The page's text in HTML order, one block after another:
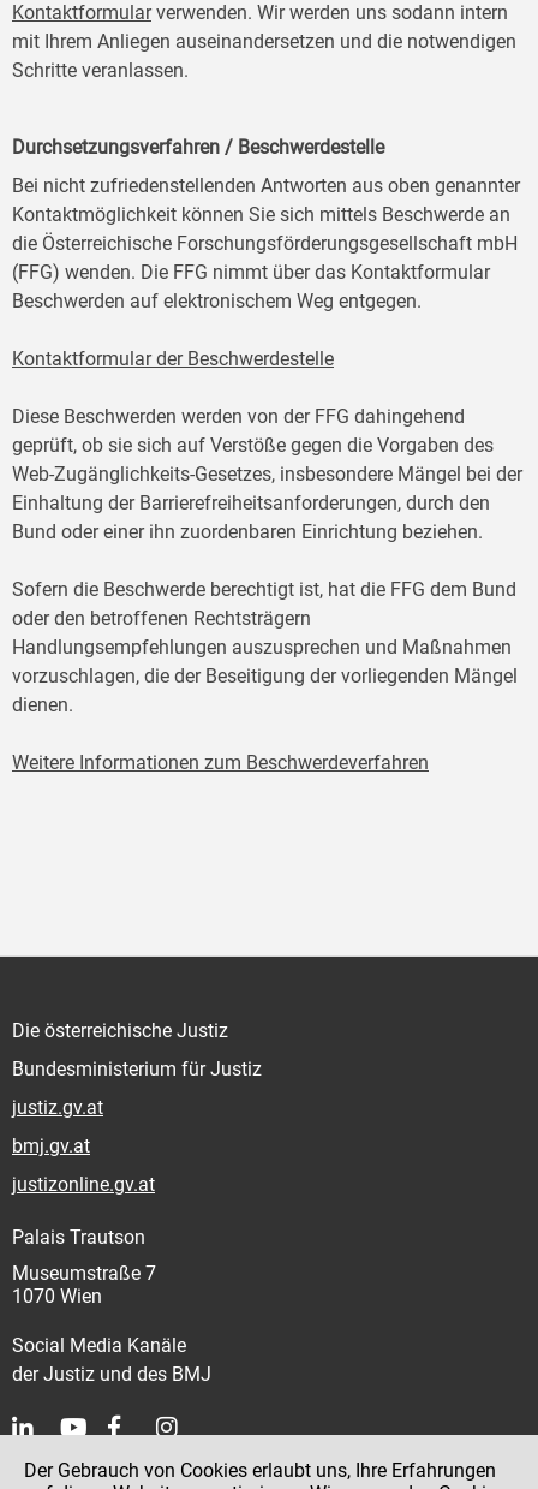
Kontaktformularverwenden. Wir werden uns sodann intern
mit Ihrem Anliegen auseinandersetzen und die notwendigen
Schritte veranlassen.
Durchsetzungsverfahren / Beschwerdestelle
Bei nicht zufriedenstellenden Antworten aus oben genannter
Kontaktmöglichkeit können Sie sich mittels Beschwerde an
die Österreichische Forschungsförderungsgesellschaft mbH
(FFG) wenden. Die FFG nimmt über das Kontaktformular
Beschwerden auf elektronischem Weg entgegen.
Kontaktformular der Beschwerdestelle
Diese Beschwerden werden von der FFG dahingehend
geprüft, ob sie sich auf Verstöße gegen die Vorgaben des
Web-Zugänglichkeits-Gesetzes, insbesondere Mängel bei der
Einhaltung der Barrierefreiheitsanforderungen, durch den
Bund oder einer ihn zuordenbaren Einrichtung beziehen.
Sofern die Beschwerde berechtigt ist, hat die FFG dem Bund
oder den betroffenen Rechtsträgern
Handlungsempfehlungen auszusprechen und Maßnahmen
vorzuschlagen, die der Beseitigung der vorliegenden Mängel
dienen.
Weitere Informationen zum Beschwerdeverfahren
Die österreichische Justiz
Bundesministerium für Justiz
justiz.gv.at
bmj.gv.at
justizonline.gv.at
Palais Trautson
Museumstraße 7
1070 Wien
Social Media Kanäle
der Justiz und des BMJ
Kontakt
Der Gebrauch von Cookies erlaubt uns, Ihre Erfahrungen